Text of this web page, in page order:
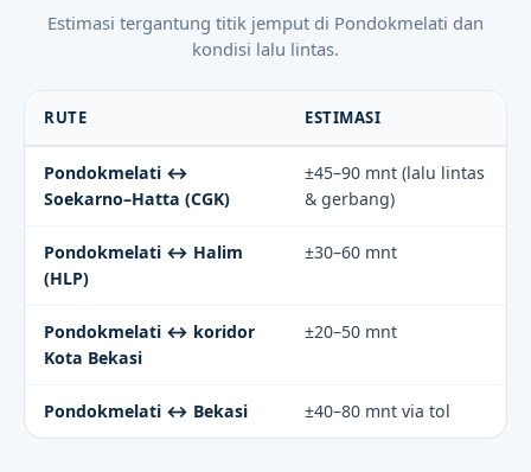
Estimasi tergantung titik jemput di Pondokmelati dan
kondisi lalu lintas.
RUTE ESTIMASI
Pondokmelati ↔
Soekarno–Hatta (CGK)
±45–90 mnt (lalu lintas
& gerbang)
Pondokmelati ↔ Halim
(HLP)
±30–60 mnt
Pondokmelati ↔ koridor
Kota Bekasi
±20–50 mnt
Pondokmelati ↔ Bekasi ±40–80 mnt via tol